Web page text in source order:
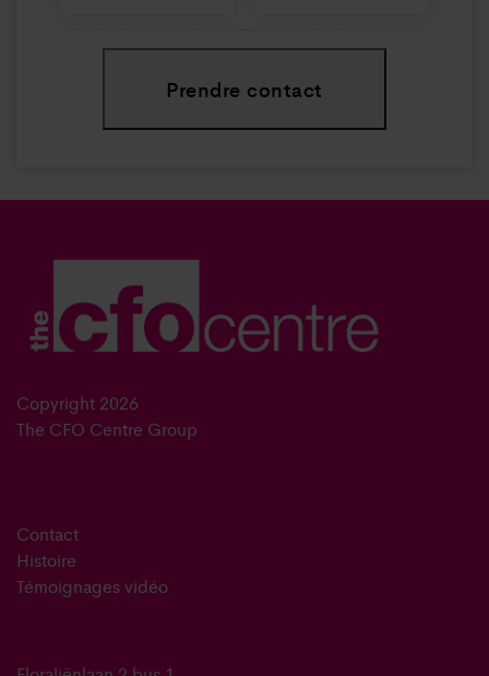
Prendre contact
Copyright 2026
The CFO Centre Group
Contact
Histoire
Témoignages vidéo